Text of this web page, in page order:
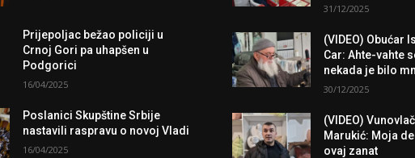
Prijepoljac bežao policiji u
Crnoj Gori pa uhapšen u
Podgorici
16/04/2025
Poslanici Skupštine Srbije
nastavili raspravu o novoj Vladi
16/04/2025
31/12/2025
(VIDEO) Obućar
Car: Ahte-vahte
nekada je bilo
30/12/2025
(VIDEO)
Marukić: Moja
ovaj zanat